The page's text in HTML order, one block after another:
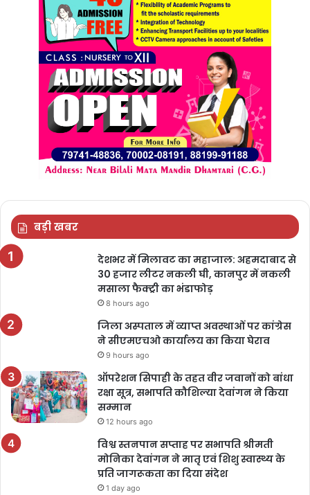
बड़ी खबर
देशभर में मिलावट का महाजाल: अहमदाबाद से
30 हजार लीटर नकली घी, कानपुर में नकली
मसाला फैक्ट्री का भंडाफोड़
8 hours ago
जिला अस्पताल में व्याप्त अवस्थाओं पर कांग्रेस
ने सीएमएचओ कार्यालय का किया घेराव
9 hours ago
ऑपरेशन सिपाही के तहत वीर जवानों को बांधा
रक्षा सूत्र, सभापति कौशिल्या देवांगन ने किया
सम्मान
12 hours ago
विश्व स्तनपान सप्ताह पर सभापति श्रीमती
मोनिका देवांगन ने मातृ एवं शिशु स्वास्थ्य के
प्रति जागरूकता का दिया संदेश
1 day ago